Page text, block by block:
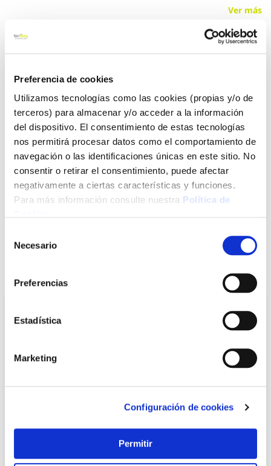
Preferencia de cookies
Utilizamos tecnologías como las cookies (propias y/o de
terceros) para almacenar y/o acceder a la información
del dispositivo. El consentimiento de estas tecnologías
nos permitirá procesar datos como el comportamiento de
navegación o las identificaciones únicas en este sitio. No
consentir o retirar el consentimiento, puede afectar
negativamente a ciertas características y funciones.
Para más información consulte nuestra Política de
Necesario
Preferencias
Estadística
Marketing
Configuración de cookies
Permitir
Ver más
10,97 €
Añadir al carrito
Click&Collect - Recogida gratis
en nuestras tiendas
Envío a domicilio:
5 días hábiles
+ INFO
Cuchillos para untar set 4 uds negro/madera nerthus
Vin bouquet